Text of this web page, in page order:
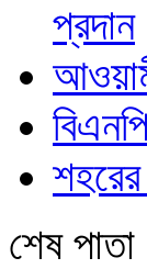
প্রদান
শেষ পাতা